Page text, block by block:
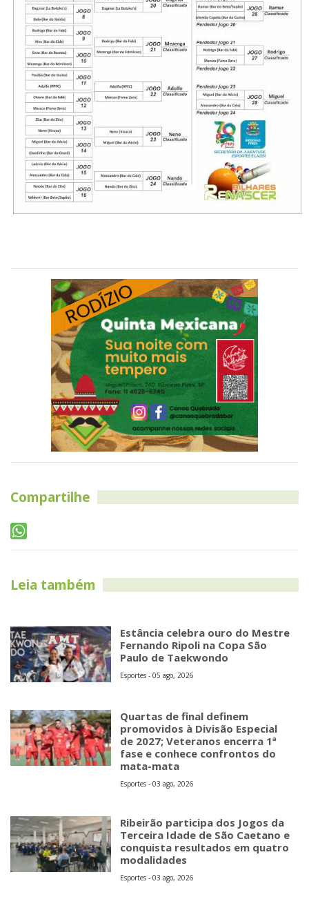
Compartilhe
Leia também
Estância celebra ouro do Mestre
Fernando Ripoli na Copa São
Paulo de Taekwondo
Esportes - 05 ago, 2026
Quartas de final definem
promovidos à Divisão Especial
de 2027; Veteranos encerra 1ª
fase e conhece confrontos do
mata-mata
Esportes - 03 ago, 2026
Ribeirão participa dos Jogos da
Terceira Idade de São Caetano e
conquista resultados em quatro
modalidades
Esportes - 03 ago, 2026